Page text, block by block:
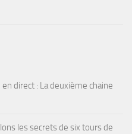
direct : La deuxième chaine
les secrets de six tours de